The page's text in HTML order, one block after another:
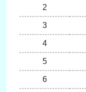
2
3
4
5
6